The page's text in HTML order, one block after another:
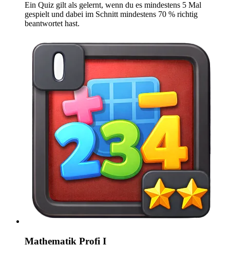
Ein Quiz gilt als gelernt, wenn du es mindestens 5 Mal
gespielt und dabei im Schnitt mindestens 70 % richtig
beantwortet hast.
Mathematik Profi I